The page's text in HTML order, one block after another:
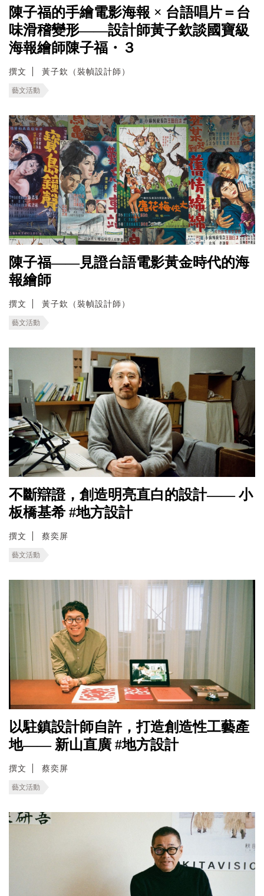
陳子福的手繪電影海報 × 台語唱片＝台
味滑稽變形——設計師黃子欽談國寶級
海報繪師陳子福・３
撰文 黃子欽（裝幀設計師）
藝文活動
陳子福——見證台語電影黃金時代的海
報繪師
撰文 黃子欽（裝幀設計師）
藝文活動
不斷辯證，創造明亮直白的設計—— 小
板橋基希 #地方設計
撰文 蔡奕屏
藝文活動
以駐鎮設計師自許，打造創造性工藝產
地—— 新山直廣 #地方設計
撰文 蔡奕屏
藝文活動